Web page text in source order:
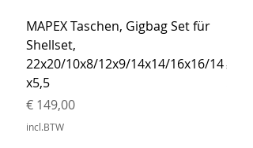
MAPEX Taschen, Gigbag Set für
Shellset,
22x20/10x8/12x9/14x14/16x16/14
x5,5
Prijs
€ 149,00
incl.BTW
Prijs
€